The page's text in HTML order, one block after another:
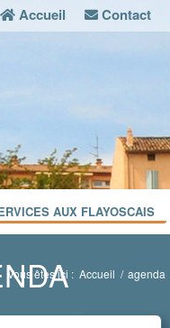
Accueil Contact
AUX FLAYOSCAIS
Vous êtes ici : Accueil / agenda